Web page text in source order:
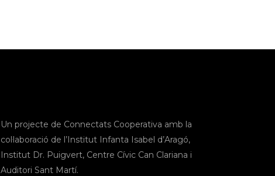
Un projecte de Connectats Cooperativa amb la
col·laboració de l’Institut Infanta Isabel d’Aragó,
Institut Dr. Puigvert, Centre Cívic Can Clariana i
Auditori Sant Martí.